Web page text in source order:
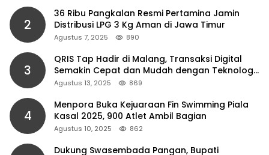
2
36 Ribu Pangkalan Resmi Pertamina Jamin
Distribusi LPG 3 Kg Aman di Jawa Timur
Agustus 7, 2025 890
3
QRIS Tap Hadir di Malang, Transaksi Digital
Semakin Cepat dan Mudah dengan Teknologi
NFC
Agustus 13, 2025 869
4
Menpora Buka Kejuaraan Fin Swimming Piala
Kasal 2025, 900 Atlet Ambil Bagian
Agustus 10, 2025 862
Dukung Swasembada Pangan, Bupati